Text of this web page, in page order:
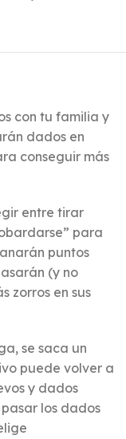
con tu familia y
dados en
conseguir más
entre tirar
para
puntos
(y no
zorros en sus
se saca un
puede volver a
y dados
los dados